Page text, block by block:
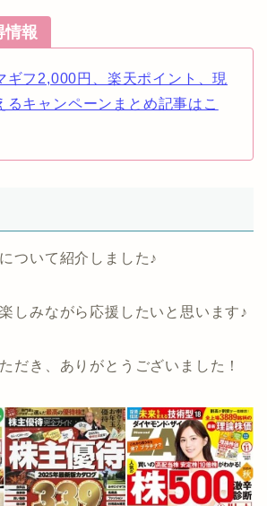
情報
ギフ2,000円、楽天ポイント、現
るキャンペーンまとめ記事はこ
について紹介しました♪
しみながら応援したいと思います♪
だき、ありがとうございました！